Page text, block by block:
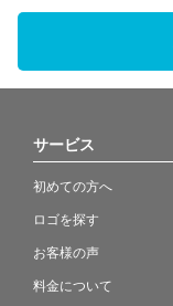
サービス
初めての方へ
ロゴを探す
お客様の声
料金について